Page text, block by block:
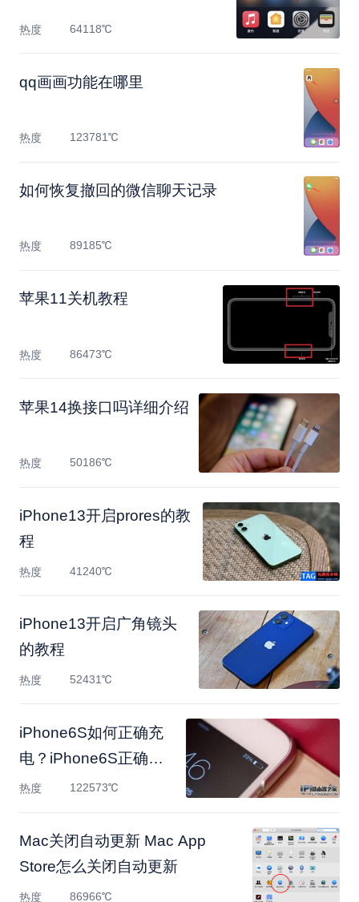
热度 64118℃
qq画画功能在哪里
热度 123781℃
如何恢复撤回的微信聊天记录
热度 89185℃
苹果11关机教程
热度 86473℃
苹果14换接口吗详细介绍
热度 50186℃
​iPhone13开启prores的教
程
热度 41240℃
iPhone13开启广角镜头
的教程
热度 52431℃
iPhone6S如何正确充
电？iPhone6S正确充
电的方法
热度 122573℃
Mac关闭自动更新 Mac App
Store怎么关闭自动更新
热度 86966℃